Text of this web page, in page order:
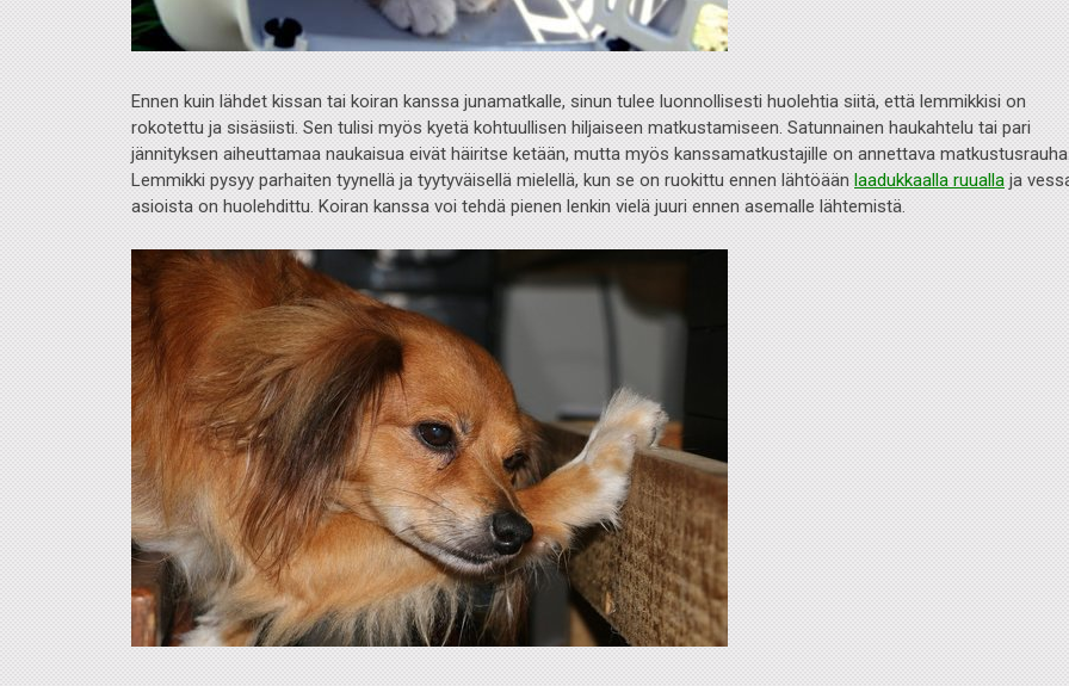
Ennen kuin lähdet kissan tai koiran kanssa junamatkalle, sinun tulee luonnollisesti huolehtia siitä, että lemmikkisi on
rokotettu ja sisäsiisti. Sen tulisi myös kyetä kohtuullisen hiljaiseen matkustamiseen. Satunnainen haukahtelu tai pari
jännityksen aiheuttamaa naukaisua eivät häiritse ketään, mutta myös kanssamatkustajille on annettava matkustusrauha.
Lemmikki pysyy parhaiten tyynellä ja tyytyväisellä mielellä, kun se on ruokittu ennen lähtöään laadukkaalla ruualla ja
asioista on huolehdittu. Koiran kanssa voi tehdä pienen lenkin vielä juuri ennen asemalle lähtemistä.